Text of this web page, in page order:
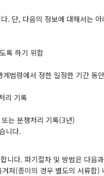
. 단, 다음의 정보에 대해서는
록 하기 위함
법령에서 정한 일정한 기간 동
리 기록
는 분쟁처리 기록(3년)
니다.
니다. 파기절차 및 방법은 다음
져(종이의 경우 별도의 서류함)